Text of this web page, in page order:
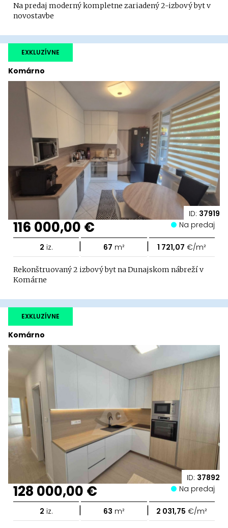
Na predaj moderný kompletne zariadený 2-izbový byt v
novostavbe
ID: 37919
Komárno
EXKLUZÍVNE
116 000,00 € Na predaj
2 iz. | 67 m² | 1 721,07 €/m²
Rekonštruovaný 2 izbový byt na Dunajskom nábreží v
Komárne
ID: 37892
Komárno
EXKLUZÍVNE
128 000,00 € Na predaj
2 iz. | 63 m² | 2 031,75 €/m²